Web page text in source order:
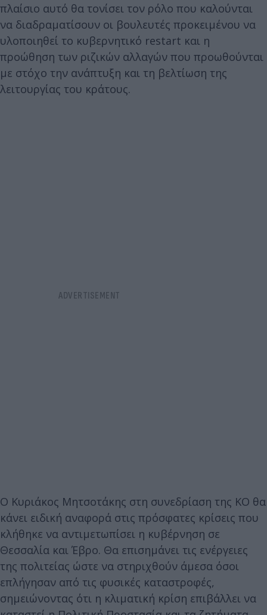
πλαίσιο αυτό θα τονίσει τον ρόλο που καλούνται
να διαδραματίσουν οι βουλευτές προκειμένου να
υλοποιηθεί το κυβερνητικό restart και η
προώθηση των ριζικών αλλαγών που προωθούνται
με στόχο την ανάπτυξη και τη βελτίωση της
λειτουργίας του κράτους.
Ο Κυριάκος Μητσοτάκης στη συνεδρίαση της ΚΟ θα
κάνει ειδική αναφορά στις πρόσφατες κρίσεις που
κλήθηκε να αντιμετωπίσει η κυβέρνηση σε
Θεσσαλία και Έβρο. Θα επισημάνει τις ενέργειες
της πολιτείας ώστε να στηριχθούν άμεσα όσοι
επλήγησαν από τις φυσικές καταστροφές,
σημειώνοντας ότι η κλιματική κρίση επιβάλλει να